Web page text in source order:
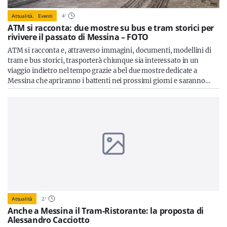
Attualità, Eventi 4'
ATM si racconta: due mostre su bus e tram storici per
rivivere il passato di Messina – FOTO
ATM si racconta e, attraverso immagini, documenti, modellini di
tram e bus storici, trasporterà chiunque sia interessato in un
viaggio indietro nel tempo grazie a bel due mostre dedicate a
Messina che apriranno i battenti nei prossimi giorni e saranno…
Attualità 2'
Anche a Messina il Tram-Ristorante: la proposta di
Alessandro Cacciotto